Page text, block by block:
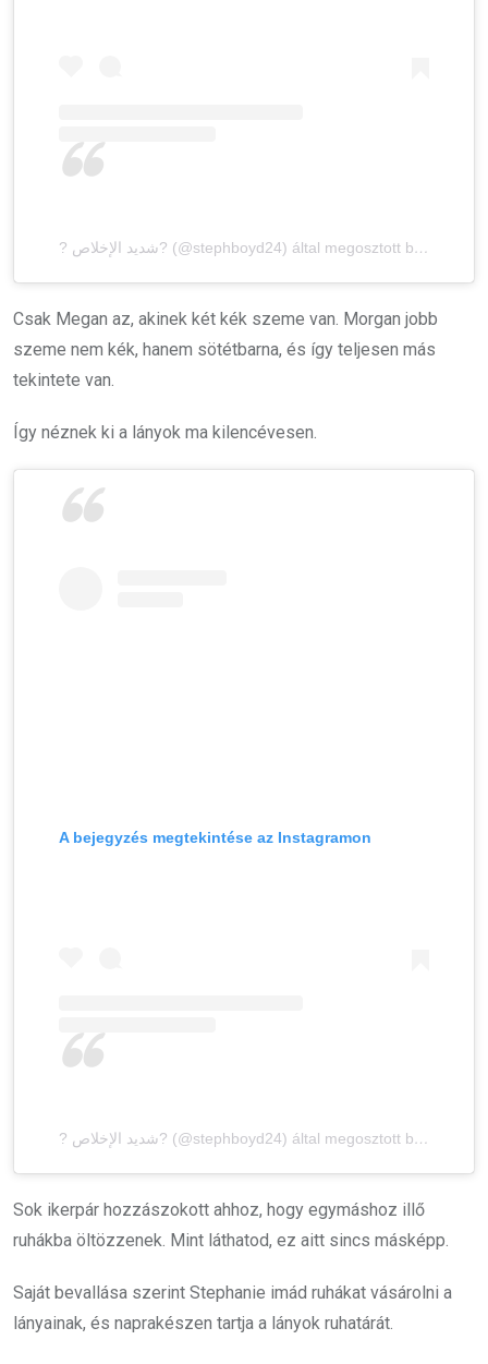
? شديد الإخلاص? (@stephboyd24) által megosztott bejegyzés
Csak Megan az, akinek két kék szeme van. Morgan jobb
szeme nem kék, hanem sötétbarna, és így teljesen más
tekintete van.
Így néznek ki a lányok ma kilencévesen.
A bejegyzés megtekintése az Instagramon
? شديد الإخلاص? (@stephboyd24) által megosztott bejegyzés
Sok ikerpár hozzászokott ahhoz, hogy egymáshoz illő
ruhákba öltözzenek. Mint láthatod, ez aitt sincs másképp.
Saját bevallása szerint Stephanie imád ruhákat vásárolni a
lányainak, és naprakészen tartja a lányok ruhatárát.